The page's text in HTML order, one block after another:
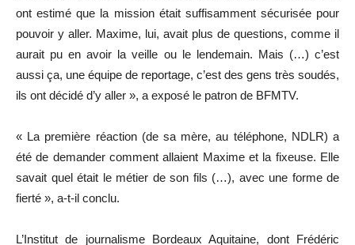
ont estimé que la mission était suffisamment sécurisée pour
pouvoir y aller. Maxime, lui, avait plus de questions, comme il
aurait pu en avoir la veille ou le lendemain. Mais (…) c’est
aussi ça, une équipe de reportage, c’est des gens très soudés,
ils ont décidé d’y aller », a exposé le patron de BFMTV.
« La première réaction (de sa mère, au téléphone, NDLR) a
été de demander comment allaient Maxime et la fixeuse. Elle
savait quel était le métier de son fils (…), avec une forme de
fierté », a-t-il conclu.
L’Institut de journalisme Bordeaux Aquitaine, dont Frédéric